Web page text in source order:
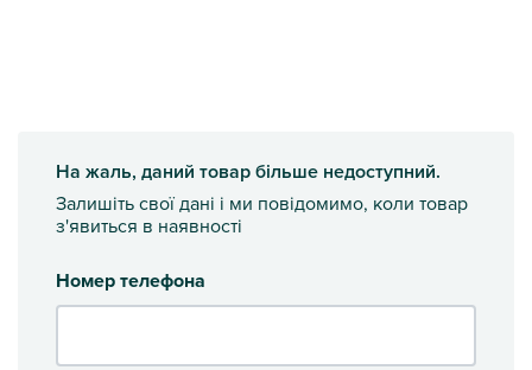
На жаль, даний товар більше недоступний.
Залишіть свої дані і ми повідомимо, коли товар
з'явиться в наявності
Номер телефона